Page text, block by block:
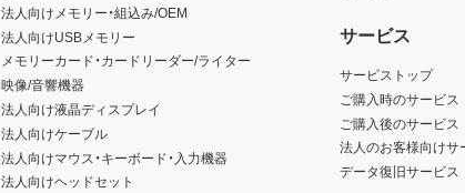
法人向けメモリー・組込み/OEM
法人向けUSBメモリー
メモリーカード・カードリーダー/ライター
映像/音響機器
法人向け液晶ディスプレイ
法人向けケーブル
法人向けマウス・キーボード・入力機器
法人向けヘッドセット
サービス
サービストップ
ご購入時のサービス
ご購入後のサービス
法人のお客様向けサ
データ復旧サービス